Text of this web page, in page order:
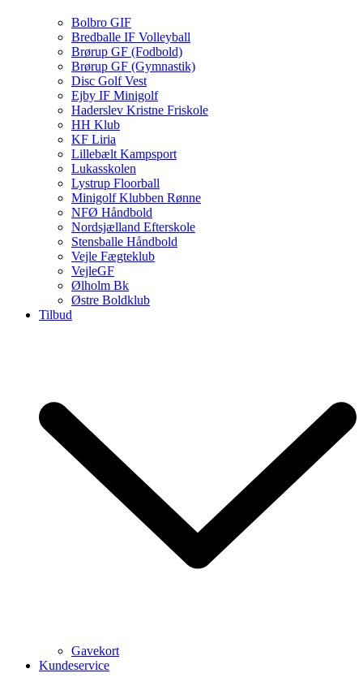
Bolbro GIF
Bredballe IF Volleyball
Brørup GF (Fodbold)
Brørup GF (Gymnastik)
Disc Golf Vest
Ejby IF Minigolf
Haderslev Kristne Friskole
HH Klub
KF Liria
Lillebælt Kampsport
Lukasskolen
Lystrup Floorball
Minigolf Klubben Rønne
NFØ Håndbold
Nordsjælland Efterskole
Stensballe Håndbold
Vejle Fægteklub
VejleGF
Ølholm Bk
Østre Boldklub
Tilbud
Gavekort
Kundeservice